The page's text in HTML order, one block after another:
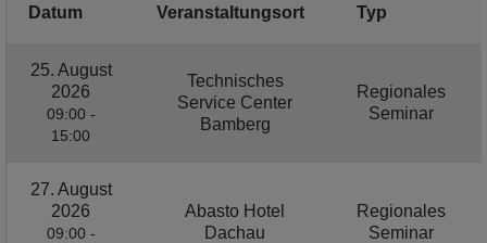
Datum Veranstaltungsort Typ
25. August
2026
09:00 -
15:00
Technisches
Service Center
Bamberg
Regionales
Seminar
27. August
2026
09:00 -
Abasto Hotel
Dachau
Regionales
Seminar